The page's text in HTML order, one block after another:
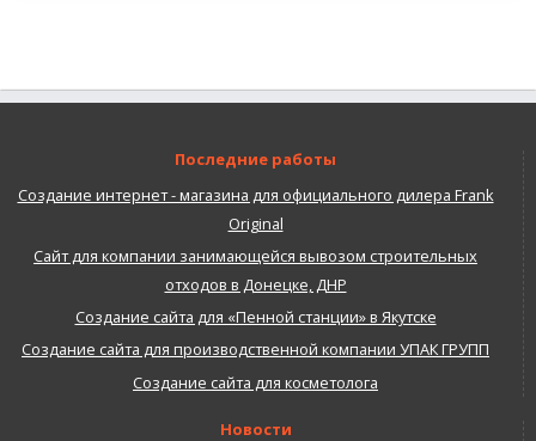
Последние работы
Создание интернет - магазина для официального дилера Frank
Original
Сайт для компании занимающейся вывозом строительных
отходов в Донецке, ДНР
Создание сайта для «Пенной станции» в Якутске
Создание сайта для производственной компании УПАК ГРУПП
Создание сайта для косметолога
Новости